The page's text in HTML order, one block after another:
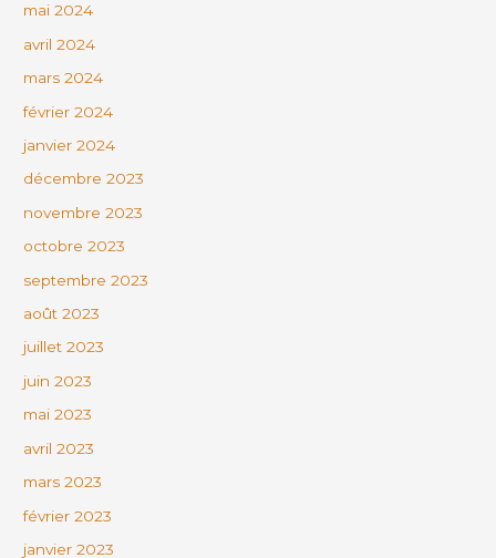
mai 2024
avril 2024
mars 2024
février 2024
janvier 2024
décembre 2023
novembre 2023
octobre 2023
septembre 2023
août 2023
juillet 2023
juin 2023
mai 2023
avril 2023
mars 2023
février 2023
janvier 2023